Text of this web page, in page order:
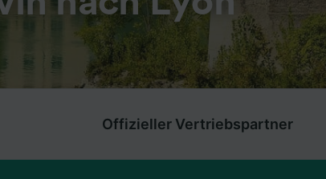
Offizieller Vertriebspartner